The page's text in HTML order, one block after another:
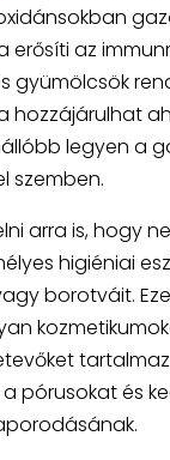
erősíti az
gyümölcsök
hozzájárulhat
legyen a
szemben.
arra is, hogy
higiéniai
borotváit.
pórusokat és